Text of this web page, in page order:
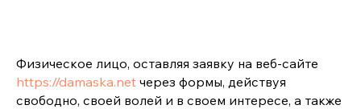
Физическое лицо, оставляя заявку на веб-сайте
https://damaska.net через формы, действуя
свободно, своей волей и в своем интересе, а также